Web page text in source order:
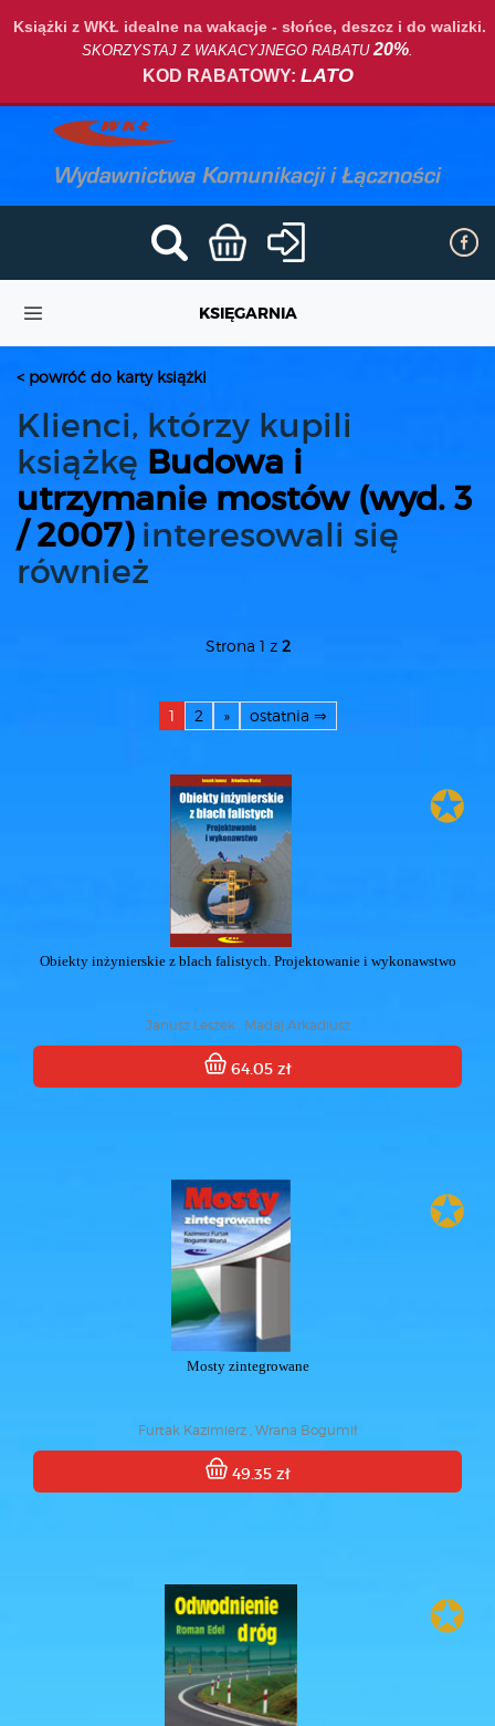
Książki z WKŁ idealne na wakacje - słońce, deszcz i do walizki.
SKORZYSTAJ Z WAKACYJNEGO RABATU20%.
KOD RABATOWY: LATO
KSIĘGARNIA
< powróć do karty książki
Klienci, którzy kupili
książkę Budowa i
utrzymanie mostów (wyd. 3
/ 2007) interesowali się
również
Strona 1 z 2
1 2 » ostatnia ⇒
✪
Obiekty inżynierskie z blach falistych. Projektowanie i wykonawstwo
Janusz Leszek , Madaj Arkadiusz
64.05 zł
✪
Mosty zintegrowane
Furtak Kazimierz , Wrana Bogumił
49.35 zł
✪